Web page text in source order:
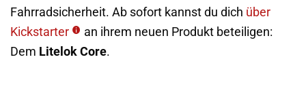
Fahrradsicherheit. Ab sofort kannst du dich über
Kickstarter
an ihrem neuen Produkt beteiligen:
Dem Litelok Core.